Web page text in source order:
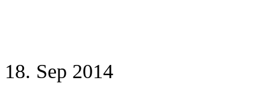
18. Sep 2014